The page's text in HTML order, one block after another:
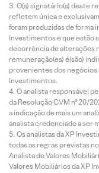
O(s) signatário(s) deste
refletem única e
foram produzidas de forma
Investimentos e que estão
decorrência de alterações
remuneração(es) é(são)
provenientes dos negócios
Investimentos.
O analista responsável
da Resolução CVM nº 20/
a indicação de mais um
analista credenciado a ser
Os analistas da XP
todas as regras previstas
Analista de Valores
Valores Mobiliários da XP